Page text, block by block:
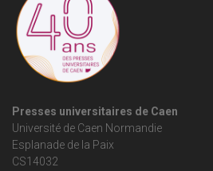
Presses universitaires de Caen
Université de Caen Normandie
Esplanade de la Paix
CS14032